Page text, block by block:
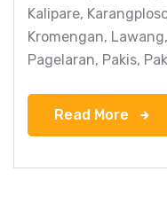
Kalipare,
Kromengan,
Pagelaran, Pakis,
Read More